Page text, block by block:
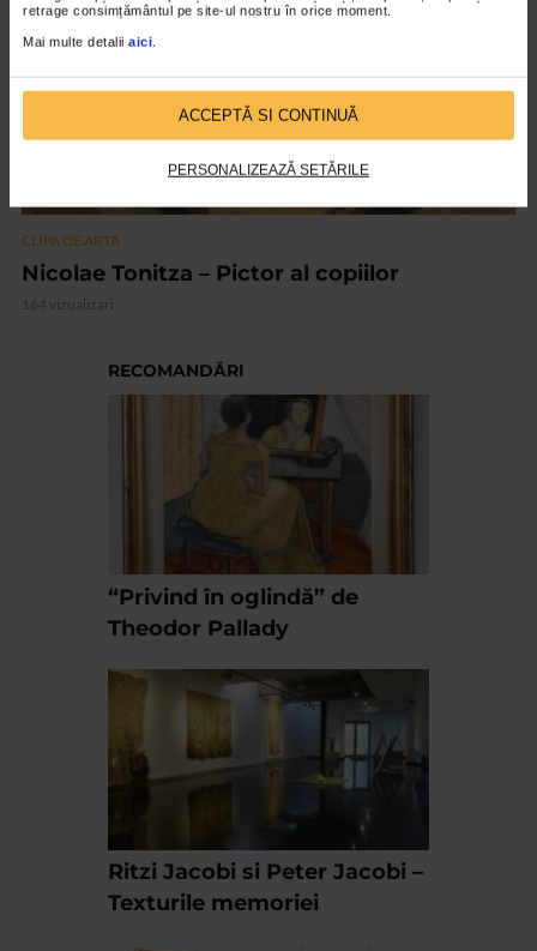
retrage consimțământul pe site-ul nostru în orice moment.
Mai multe detalii aici
ACCEPTĂ SI CONTINUĂ
PERSONALIZEAZĂ SETĂRILE
CLIPA DE ARTA
Nicolae Tonitza – Pictor al copiilor
164 vizualizari
RECOMANDĂRI
“Privind în oglindă” de
Theodor Pallady
Ritzi Jacobi si Peter Jacobi –
Texturile memoriei